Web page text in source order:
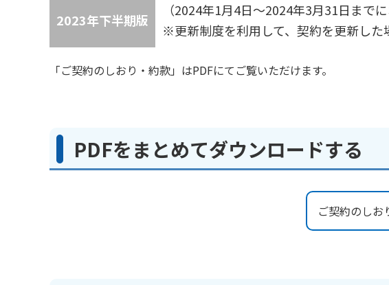
2023年下半期版
（2024年1月4日～2024年3月31日まで
※更新制度を利用して、契約を更新し
「ご契約のしおり・約款」はPDFにてご覧いただけます。
PDFをまとめてダウンロードする
ご契約のしお